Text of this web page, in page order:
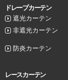
ドレープカーテン
遮光カーテン
非遮光カーテン
防炎カーテン
レースカーテン